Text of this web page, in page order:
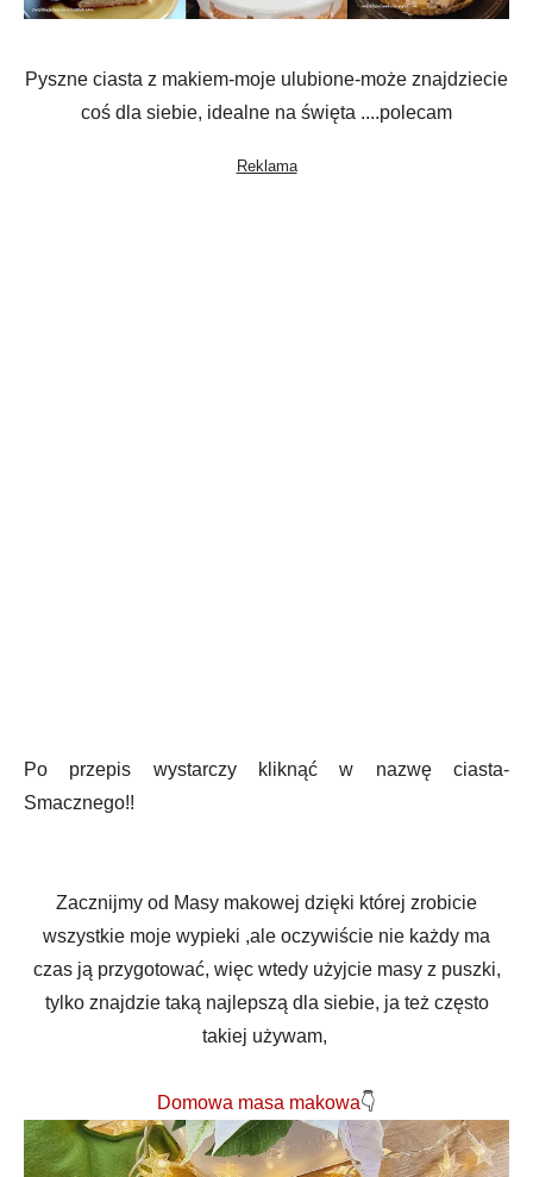
Pyszne ciasta z makiem-moje ulubione-może znajdziecie
coś dla siebie, idealne na święta ....polecam
Po przepis wystarczy kliknąć w nazwę ciasta-
Smacznego!!
Zacznijmy od Masy makowej dzięki której zrobicie
wszystkie moje wypieki ,ale oczywiście nie każdy ma
czas ją przygotować, więc wtedy użyjcie masy z puszki,
tylko znajdzie taką najlepszą dla siebie, ja też często
takiej używam,
Domowa masa makowa👇